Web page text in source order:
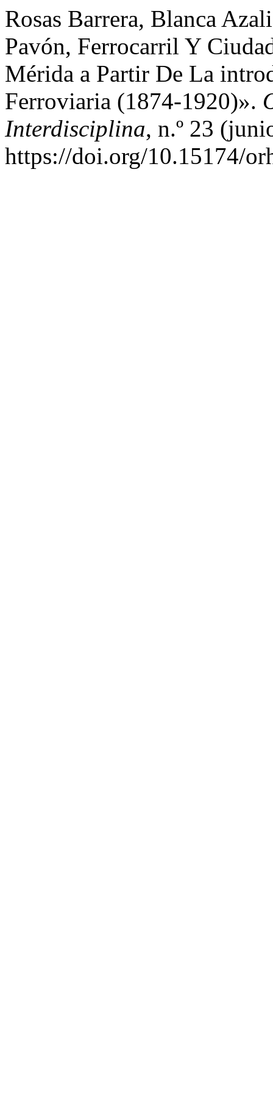
Rosas Barrera, Blanca
Pavón, Ferrocarril Y
Mérida a Partir De La
Ferroviaria (1874-1920)».
Interdisciplina, n.º 23
https://doi.org/10.15174/